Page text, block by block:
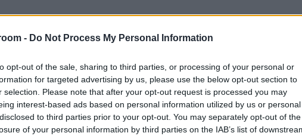
- Do Not Process My Personal Information
opt-out of the sale, sharing to third parties, or processing of your personal or
for targeted advertising by us, please use the below opt-out section to
selection. Please note that after your opt-out request is processed you may
interest-based ads based on personal information utilized by us or personal
to third parties prior to your opt-out. You may separately opt-out of the
of your personal information by third parties on the IAB’s list of
ΕΛΛΑΔΑ
08/08/
ΤΟΥΡΚΙΑ
08/08/
Αντίδραση
ΕΛΛΑΔΑ